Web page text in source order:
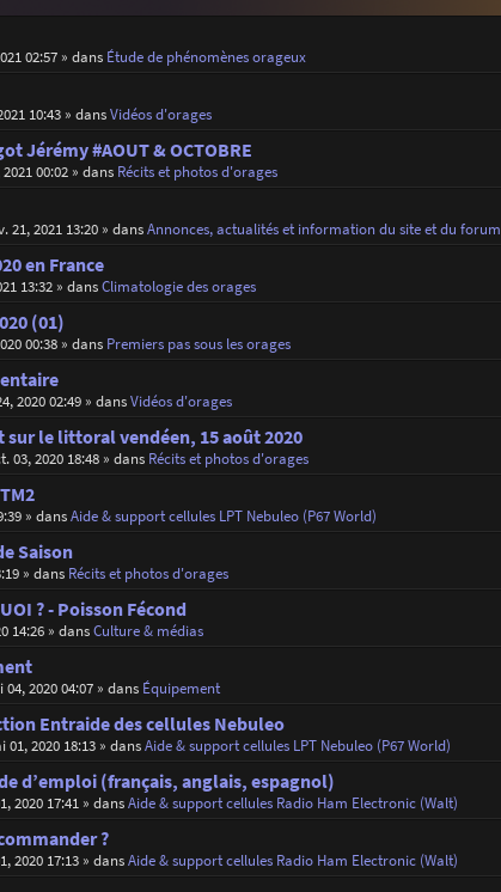
02:57» dans Étude de phénomènes orageux
10:43» dansVidéos d'orages
Jérémy #AOUT & OCTOBRE
00:02» dans Récits et photos d'orages
21, 2021 13:20» dansAnnonces, actualités et information du site et du forum
en France
13:32» dansClimatologie des orages
(01)
00:38» dans Premiers pas sous les orages
2020 02:49» dansVidéos d'orages
le littoral vendéen, 15 août 2020
03, 2020 18:48» dans Récits et photos d'orages
» dansAide & support cellules LPT Nebuleo (P67 World)
Saison
» dans Récits et photos d'orages
? - Poisson Fécond
14:26» dansCulture & médias
2020 04:07» dans Équipement
Entraide des cellules Nebuleo
01, 2020 18:13» dansAide & support cellules LPT Nebuleo (P67 World)
d’emploi (français, anglais, espagnol)
2020 17:41» dansAide & support cellules Radio Ham Electronic (Walt)
?
2020 17:13» dansAide & support cellules Radio Ham Electronic (Walt)